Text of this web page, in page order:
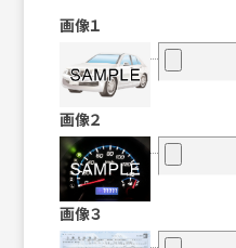
画像１
画像２
画像３